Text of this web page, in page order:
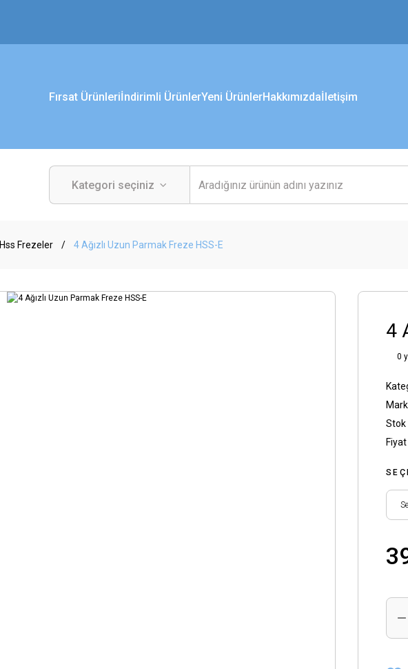
Fırsat Ürünleriİndirimli ÜrünlerYeni ÜrünlerHakkımızdaİletişim
Hss Frezeler 4 Ağızlı Uzun Parmak Freze HSS-E
4
0
Stok
Fiyat